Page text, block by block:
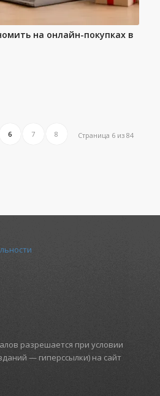
на онлайн-покупках в
Страница 6 из 84
6 7 8
разрешается при условии
— гиперссылки) на сайт